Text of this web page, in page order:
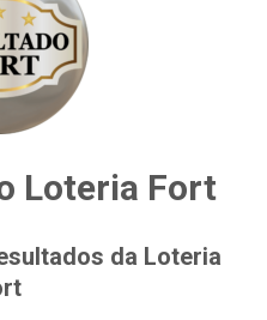
Loteria Fort
da Loteria